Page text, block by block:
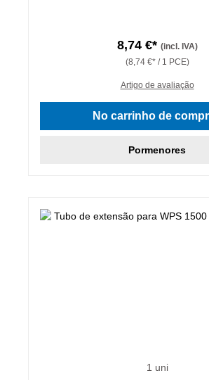
8,74 €* (incl. IVA)
(8,74 €* / 1 PCE)
Artigo de avaliação
No carrinho de
Pormenores
1 uni